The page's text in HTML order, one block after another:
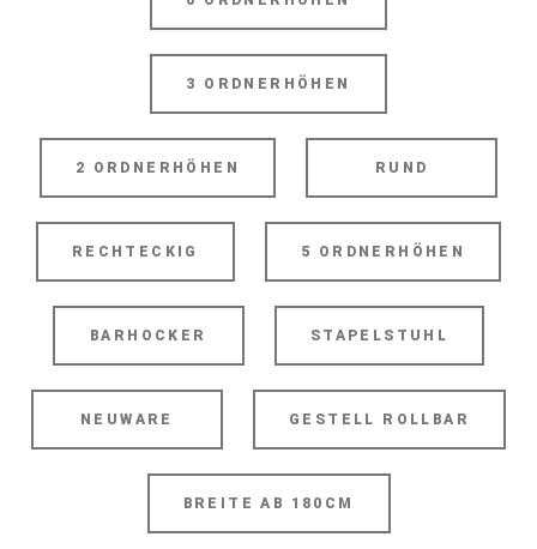
3 ORDNERHÖHEN
2 ORDNERHÖHEN RUND
RECHTECKIG 5 ORDNERHÖHEN
BARHOCKER STAPELSTUHL
NEUWARE GESTELL ROLLBAR
BREITE AB 180CM